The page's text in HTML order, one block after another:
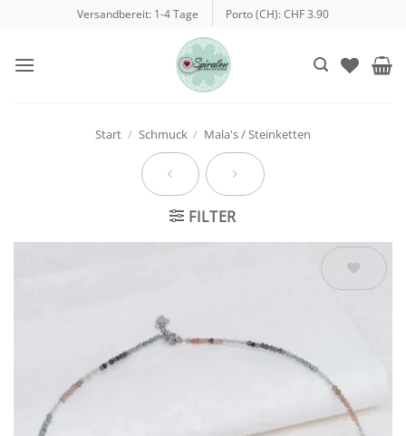
springen
Versandbereit: 1-4 Tage Porto (CH): CHF 3.90
Start / Schmuck / Mala's / Steinketten
FILTER